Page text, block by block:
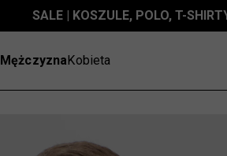
SALE | KOSZULE, POLO, T-
MężczyznaKobieta